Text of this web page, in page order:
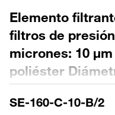
Elemento
filtros de
micrones: 10
poliéster
Diámetro
(mm): 351
SE-160-C-10-B/2